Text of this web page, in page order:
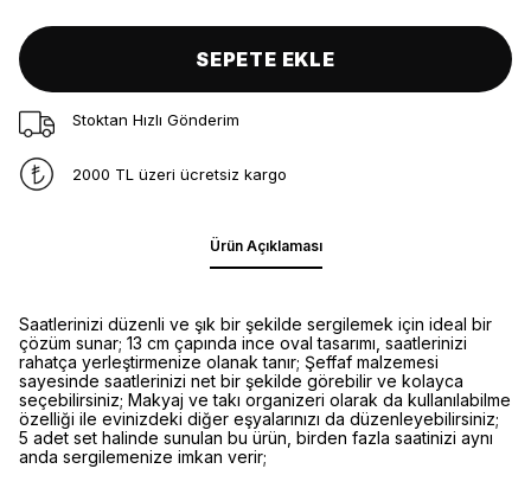
SEPETE EKLE
Stoktan Hızlı Gönderim
2000 TL üzeri ücretsiz kargo
Ürün Açıklaması
Saatlerinizi düzenli ve şık bir şekilde sergilemek için ideal bir
çözüm sunar; 13 cm çapında ince oval tasarımı, saatlerinizi
rahatça yerleştirmenize olanak tanır; Şeffaf malzemesi
sayesinde saatlerinizi net bir şekilde görebilir ve kolayca
seçebilirsiniz; Makyaj ve takı organizeri olarak da kullanılabilme
özelliği ile evinizdeki diğer eşyalarınızı da düzenleyebilirsiniz;
5 adet set halinde sunulan bu ürün, birden fazla saatinizi aynı
anda sergilemenize imkan verir;